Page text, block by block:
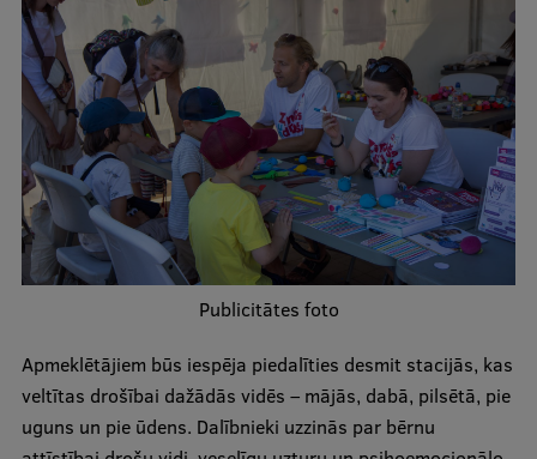
Aula
Muzeji un ekspozīcijas
Ģerbonis
Projekti
Reitingi
Virtuālā tūre
Dati par 2025. gadu
Suvenīri un grāmatas
Publicitātes foto
Apmeklētājiem būs iespēja piedalīties desmit stacijās, kas
veltītas drošībai dažādās vidēs – mājās, dabā, pilsētā, pie
uguns un pie ūdens. Dalībnieki uzzinās par bērnu